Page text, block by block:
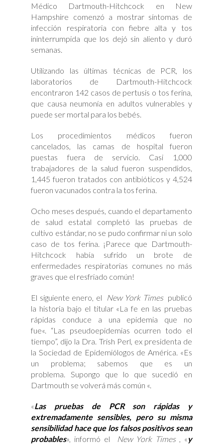
Médico Dartmouth-Hitchcock en New
Hampshire comenzó a mostrar síntomas de
infección respiratoria con fiebre alta y tos
ininterrumpida que los dejó sin aliento y duró
semanas.
Utilizando las últimas técnicas de PCR, los
laboratorios de Dartmouth-Hitchcock
encontraron 142 casos de pertusis o tos ferina,
que causa neumonía en adultos vulnerables y
puede ser mortal para los bebés.
Los procedimientos médicos fueron
cancelados, las camas de hospital fueron
puestas fuera de servicio. Casi 1,000
trabajadores de la salud fueron suspendidos,
1,445 fueron tratados con antibióticos y 4,524
fueron vacunados contra la tos ferina.
Ocho meses después, cuando el departamento
de salud estatal completó las pruebas de
cultivo estándar, no se pudo confirmar ni un solo
caso de tos ferina. ¡Parece que Dartmouth-
Hitchcock había sufrido un brote de
enfermedades respiratorias comunes no más
graves que el resfriado común!
El siguiente enero, el New York Timespublicó
la historia bajo el titular «La fe en las pruebas
rápidas conduce a una epidemia que no
fue«. “Las pseudoepidemias ocurren todo el
tiempo”, dijo la Dra. Trish Perl, ex presidenta de
la Sociedad de Epidemiólogos de América. «Es
un problema; sabemos que es un
problema. Supongo que lo que sucedió en
Dartmouth se volverá más común «.
«Las pruebas de PCR son rápidas y
extremadamente sensibles, pero su misma
sensibilidad hace que los falsos positivos sean
probables», informó el New York Times, «y